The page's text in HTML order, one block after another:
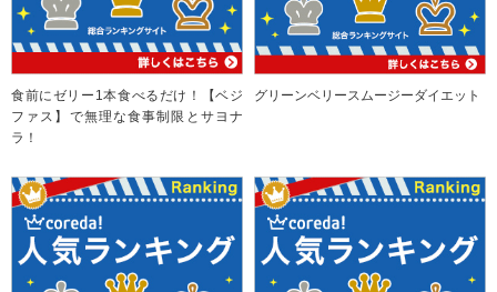
食前にゼリー1本食べるだけ！【ベジ
ファス】で無理な食事制限とサヨナ
ラ！
グリーンベリースムージーダイエット